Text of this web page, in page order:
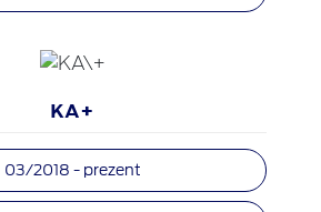
KA+
03/2018 - prezent